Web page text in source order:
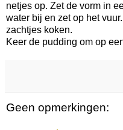
netjes op. Zet de vorm in
water bij en zet op het
zachtjes koken.
Keer de pudding om op
Geen opmerkingen: